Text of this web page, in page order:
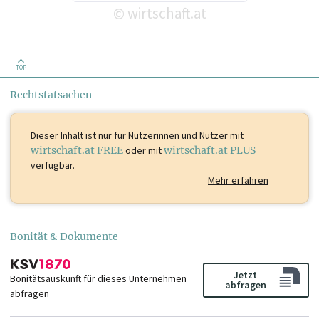
© wirtschaft.at
TOP
Rechtstatsachen
Dieser Inhalt istnur für Nutzerinnen und Nutzer mit
wirtschaft.at FREEoder mitwirtschaft.at PLUS
verfügbar.
Mehr erfahren
Bonität & Dokumente
Bonitätsauskunft für dieses Unternehmen
abfragen
Jetzt
abfragen